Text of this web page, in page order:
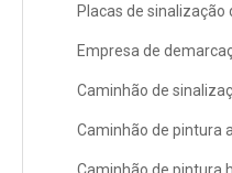
Placas de sinalização
Empresa de
Caminhão de
Caminhão de pintura